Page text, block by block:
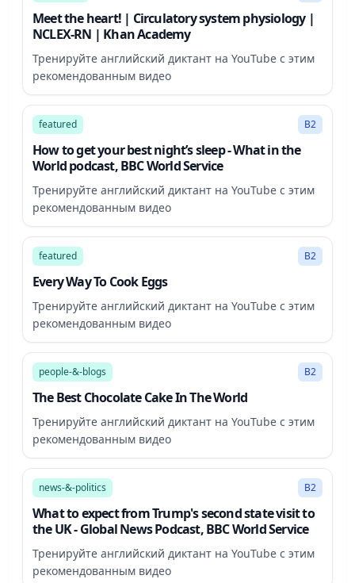
Meet the heart! | Circulatory system physiology |
NCLEX-RN | Khan Academy
Тренируйте английский диктант на YouTube с этим
рекомендованным видео
13:02
featured B2
How to get your best night’s sleep - What in the
World podcast, BBC World Service
Тренируйте английский диктант на YouTube с этим
рекомендованным видео
11:13
featured B2
Every Way To Cook Eggs
Тренируйте английский диктант на YouTube с этим
рекомендованным видео
10:47
people-&-blogs B2
The Best Chocolate Cake In The World
Тренируйте английский диктант на YouTube с этим
рекомендованным видео
34:21
news-&-politics B2
What to expect from Trump's second state visit to
the UK - Global News Podcast, BBC World Service
Тренируйте английский диктант на YouTube с этим
рекомендованным видео